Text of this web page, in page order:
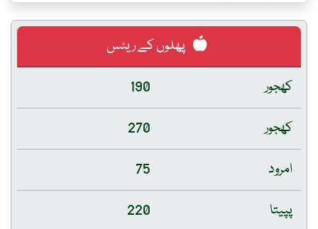
پھلوں کے ریٹس
کھجور
190
کھجور
270
امرود
75
پپیتا
220